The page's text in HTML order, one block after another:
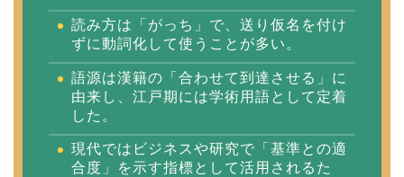
読み方は「がっち」で、送り仮名を付け
ずに動詞化して使うことが多い。
語源は漢籍の「合わせて到達させる」に
由来し、江戸期には学術用語として定着
した。
現代ではビジネスや研究で「基準との適
合度」を示す指標として活用されるた